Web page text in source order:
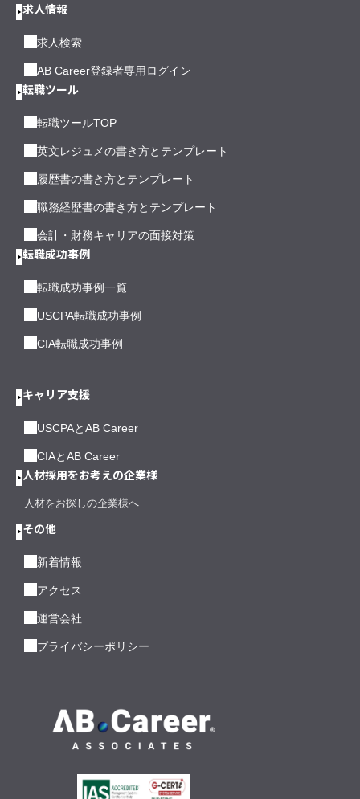
求人情報
求人検索
AB Career登録者専用ログイン
転職ツール
転職ツールTOP
英文レジュメの書き方とテンプレート
履歴書の書き方とテンプレート
職務経歴書の書き方とテンプレート
会計・財務キャリアの面接対策
転職成功事例
転職成功事例一覧
USCPA転職成功事例
CIA転職成功事例
キャリア支援
USCPAとAB Career
CIAとAB Career
人材採用をお考えの企業様
人材をお探しの企業様へ
その他
新着情報
アクセス
運営会社
プライバシーポリシー